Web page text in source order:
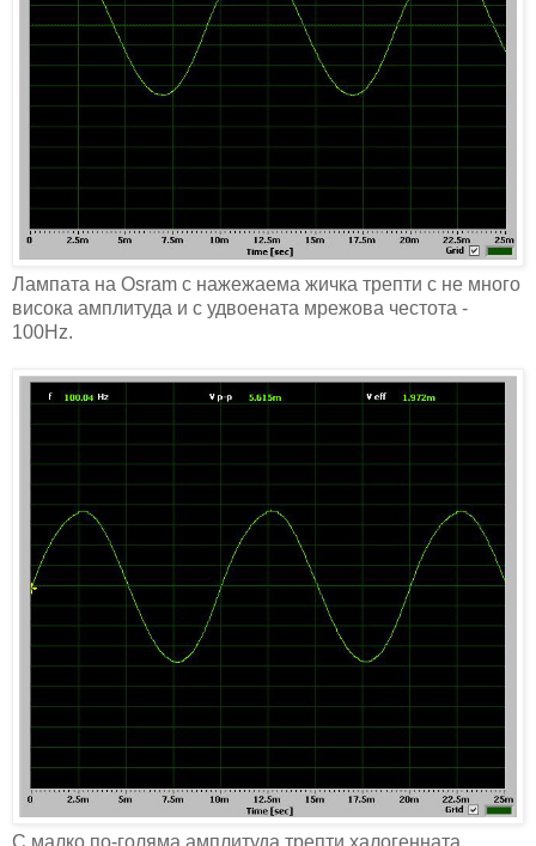
Лампата на Osram с нажежаема жичка трепти с не много
висока амплитуда и с удвоената мрежова честота -
100Hz.